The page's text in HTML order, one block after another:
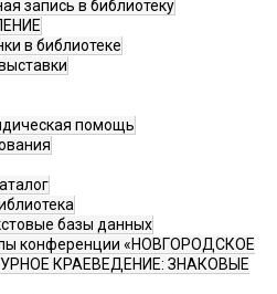
запись в библиотеку
в библиотеке
помощь
базы данных
конференции «НОВГОРОДСКОЕ
КРАЕВЕДЕНИЕ: ЗНАКОВЫЕ